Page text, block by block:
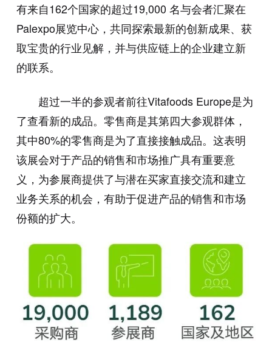
有来自162个国家的超过19,000 名与会者汇聚在
Palexpo展览中心，共同探索最新的创新成果、获
取宝贵的行业见解，并与供应链上的企业建立新
的联系。
超过一半的参观者前往Vitafoods Europe是为
了查看新的成品。零售商是其第四大参观群体，
其中80%的零售商是为了直接接触成品。这表明
该展会对于产品的销售和市场推广具有重要意
义，为参展商提供了与潜在买家直接交流和建立
业务关系的机会，有助于促进产品的销售和市场
份额的扩大。